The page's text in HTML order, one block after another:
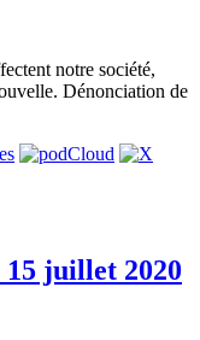
notre société,
Dénonciation de
juillet 2020